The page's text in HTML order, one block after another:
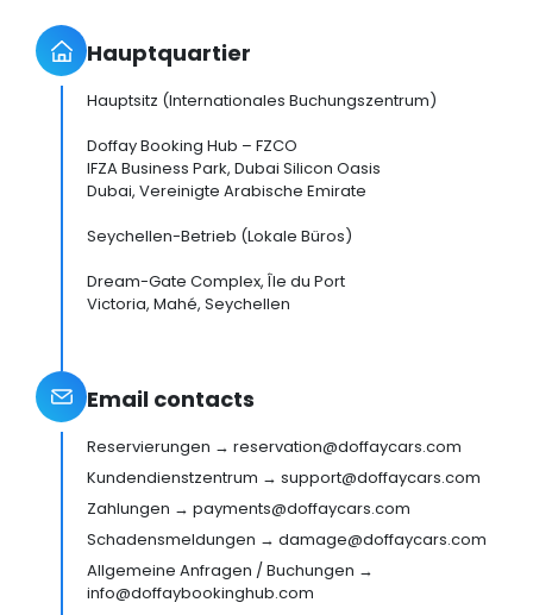
Hauptquartier
Hauptsitz (Internationales Buchungszentrum)
Doffay Booking Hub – FZCO
IFZA Business Park, Dubai Silicon Oasis
Dubai, Vereinigte Arabische Emirate
Seychellen-Betrieb (Lokale Büros)
Dream-Gate Complex, Île du Port
Victoria, Mahé, Seychellen
Email contacts
Reservierungen → reservation@doffaycars.com
Kundendienstzentrum → support@doffaycars.com
Zahlungen → payments@doffaycars.com
Schadensmeldungen → damage@doffaycars.com
Allgemeine Anfragen / Buchungen →
info@doffaybookinghub.com